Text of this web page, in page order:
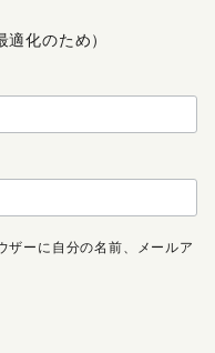
化のため）
ザーに自分の名前、メールア